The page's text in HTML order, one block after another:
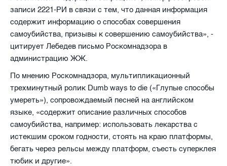
записи 2221-РИ в связи с тем, что данная информация
содержит информацию о способах совершения
самоубийства, призывы к совершению самоубийства», -
цитирует Лебедев письмо Роскомнадзора в
администрацию ЖЖ.
По мнению Роскомнадзора, мультипликационный
трехминутный ролик Dumb ways to die («Глупые способы
умереть»), сопровождаемый песней на английском
языке, «содержит описание различных способов
самоубийства, например: использовать лекарства с
истекшим сроком годности, стоять на краю платформы,
бегать через рельсы между платформ, съесть суперклея
тюбик и другие».